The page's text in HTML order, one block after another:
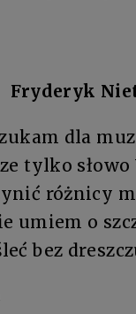
Fryderyk
dla
tylko słowo
różnicy
umiem o
bez